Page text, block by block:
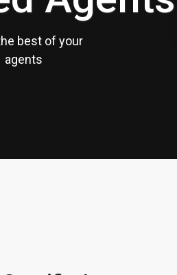
best of your
agents